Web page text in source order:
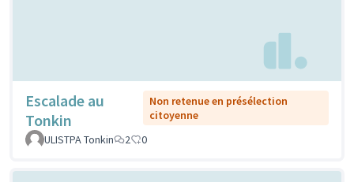
Escalade au
Tonkin
Non retenue en présélection
citoyenne
ULISTPA Tonkin
2 0